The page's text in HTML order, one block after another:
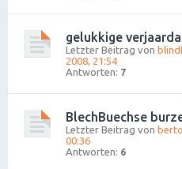
gelukkige
Letzter Beitrag von
2008, 21:54
Antworten: 7
BlechBuechse
Letzter Beitrag von
00:36
Antworten: 6